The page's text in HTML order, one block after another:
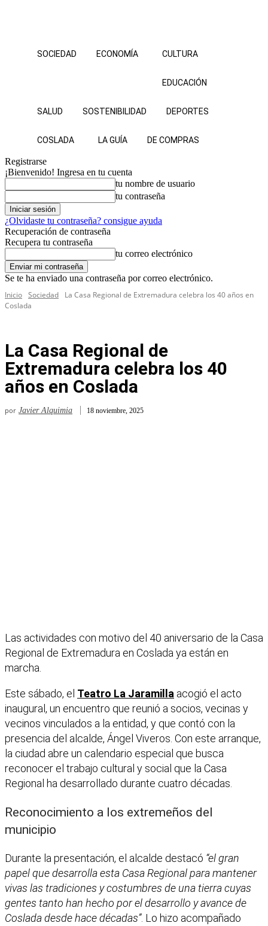
SOCIEDAD ECONOMÍA CULTURA
EDUCACIÓN
SALUD SOSTENIBILIDAD DEPORTES
COSLADA LA GUÍA DE COMPRAS
Registrarse
¡Bienvenido! Ingresa en tu cuenta
tu nombre de usuario
tu contraseña
¿Olvidaste tu contraseña? consigue ayuda
Recuperación de contraseña
Recupera tu contraseña
tu correo electrónico
Se te ha enviado una contraseña por correo electrónico.
Inicio Sociedad
La Casa Regional de Extremadura celebra los 40 años en
Coslada
La Casa Regional de
Extremadura celebra los 40
años en Coslada
por Javier Alquimia 18 noviembre, 2025
Las actividades con motivo del 40 aniversario de la Casa
Regional de Extremadura en Coslada ya están en
marcha.
Este sábado, el Teatro La Jaramilla acogió el acto
inaugural, un encuentro que reunió a socios, vecinas y
vecinos vinculados a la entidad, y que contó con la
presencia del alcalde, Ángel Viveros. Con este arranque,
la ciudad abre un calendario especial que busca
reconocer el trabajo cultural y social que la Casa
Regional ha desarrollado durante cuatro décadas.
Reconocimiento a los extremeños del
municipio
Durante la presentación, el alcalde destacó “el gran
papel que desarrolla esta Casa Regional para mantener
vivas las tradiciones y costumbres de una tierra cuyas
gentes tanto han hecho por el desarrollo y avance de
Coslada desde hace décadas”. Lo hizo acompañado